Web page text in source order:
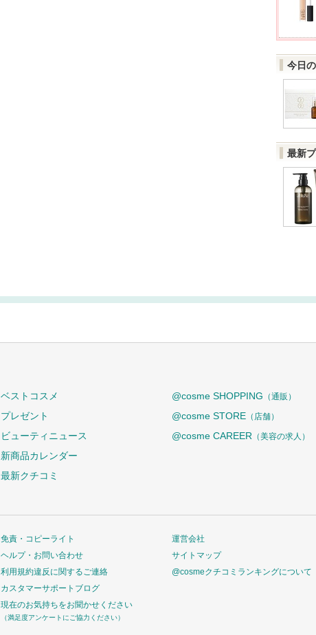
今日
最新
ベストコスメ
プレゼント
ビューティニュース
新商品カレンダー
最新クチコミ
@cosme SHOPPING （通販）
@cosme STORE （店舗）
@cosme CAREER （美容の求人）
免責・コピーライト
ヘルプ・お問い合わせ
利用規約違反に関するご連絡
カスタマーサポートブログ
現在のお気持ちをお聞かせください
（満足度アンケートにご協力ください）
運営会社
サイトマップ
@cosmeクチコミランキングについて